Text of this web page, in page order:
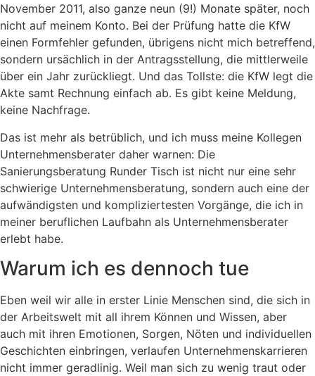
November 2011, also ganze neun (9!) Monate später, noch
nicht auf meinem Konto. Bei der Prüfung hatte die KfW
einen Formfehler gefunden, übrigens nicht mich betreffend,
sondern ursächlich in der Antragsstellung, die mittlerweile
über ein Jahr zurückliegt. Und das Tollste: die KfW legt die
Akte samt Rechnung einfach ab. Es gibt keine Meldung,
keine Nachfrage.
Das ist mehr als betrüblich, und ich muss meine Kollegen
Unternehmensberater daher warnen: Die
Sanierungsberatung Runder Tisch ist nicht nur eine sehr
schwierige Unternehmensberatung, sondern auch eine der
aufwändigsten und kompliziertesten Vorgänge, die ich in
meiner beruflichen Laufbahn als Unternehmensberater
erlebt habe.
Warum ich es dennoch tue
Eben weil wir alle in erster Linie Menschen sind, die sich in
der Arbeitswelt mit all ihrem Können und Wissen, aber
auch mit ihren Emotionen, Sorgen, Nöten und individuellen
Geschichten einbringen, verlaufen Unternehmenskarrieren
nicht immer geradlinig. Weil man sich zu wenig traut oder